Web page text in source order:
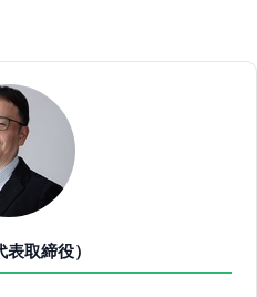
取締役）